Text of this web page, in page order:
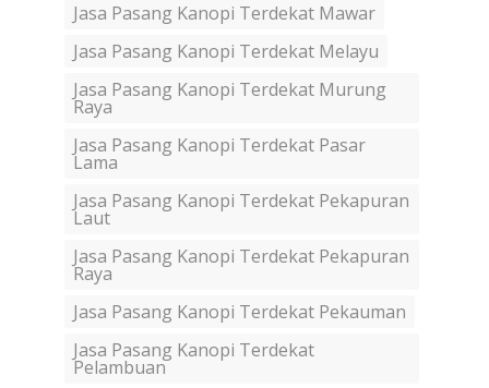
Jasa Pasang Kanopi Terdekat Mawar
Jasa Pasang Kanopi Terdekat Melayu
Jasa Pasang Kanopi Terdekat Murung
Raya
Jasa Pasang Kanopi Terdekat Pasar
Lama
Jasa Pasang Kanopi Terdekat Pekapuran
Laut
Jasa Pasang Kanopi Terdekat Pekapuran
Raya
Jasa Pasang Kanopi Terdekat Pekauman
Jasa Pasang Kanopi Terdekat
Pelambuan